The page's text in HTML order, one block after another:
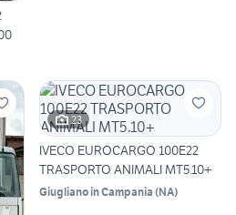
23
IVECO EUROCARGO 100E22
TRASPORTO ANIMALI MT5.10+
Giugliano in Campania (NA)